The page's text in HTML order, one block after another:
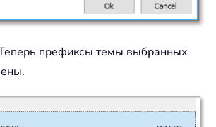
префиксы темы выбранных